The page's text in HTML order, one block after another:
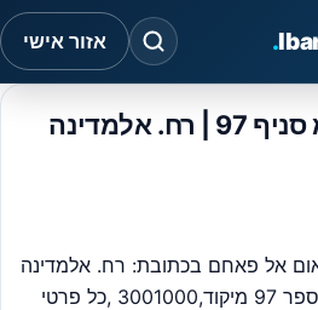
. אזור אישי
בנק ירושלים בע"מ סניף 97 | רח. אלמדינה
אל פאחם בכתובת: רח. אלמדינה
999 9214905 – סניף מספר 97 מיקוד,3001000 ,כל פרטי